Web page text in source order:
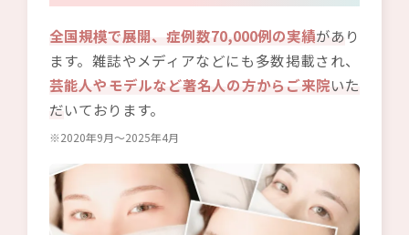
全国規模で展開、症例数70,000例の実績があり
ます。雑誌やメディアなどにも多数掲載され、
芸能人やモデルなど著名人の方からご来院いた
だいております。
※2020年9月〜2025年4月